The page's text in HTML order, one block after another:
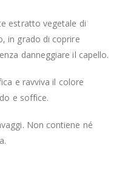
estratto vegetale di
in grado di coprire
danneggiare il capello.
e ravviva il colore
e soffice.
Non contiene né